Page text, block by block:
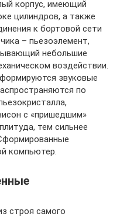
корпус, имеющий
цилиндров, а также
к бортовой сети
– пьезоэлемент,
небольшие
воздействии.
звуковые
по
с «пришедшим»
тем сильнее
компьютер.
строя самого